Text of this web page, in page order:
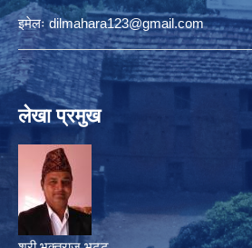
इमेलःdilmahara123@gmail.com
लेखा प्रमुख